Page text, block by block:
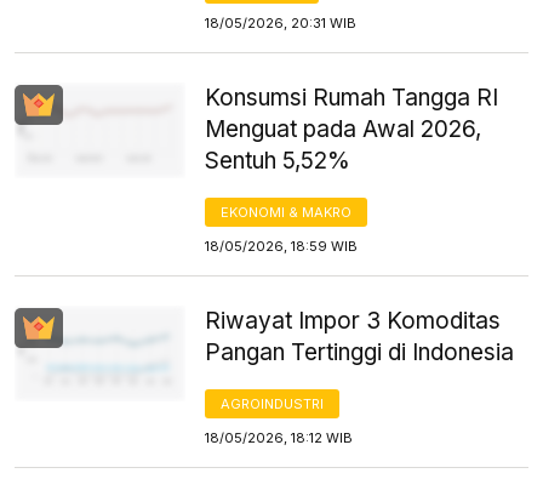
18/05/2026, 20:31 WIB
Konsumsi Rumah Tangga RI
Menguat pada Awal 2026,
Sentuh 5,52%
EKONOMI & MAKRO
18/05/2026, 18:59 WIB
Riwayat Impor 3 Komoditas
Pangan Tertinggi di Indonesia
AGROINDUSTRI
18/05/2026, 18:12 WIB